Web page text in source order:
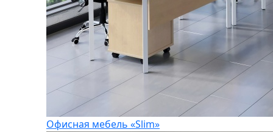
Офисная мебель «Slim»